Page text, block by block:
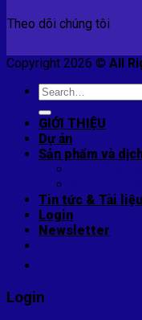
Theo dõi chúng tôi
Copyright 2026 © All
Search
GIỚI THIỆU
Dự án
Sản phẩm và
Tin tức & Tài liệu
Login
Newsletter
Login